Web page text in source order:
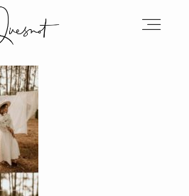
INFOS
TRAVAIL